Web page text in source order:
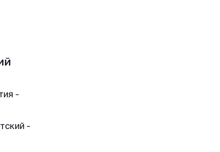
-
-